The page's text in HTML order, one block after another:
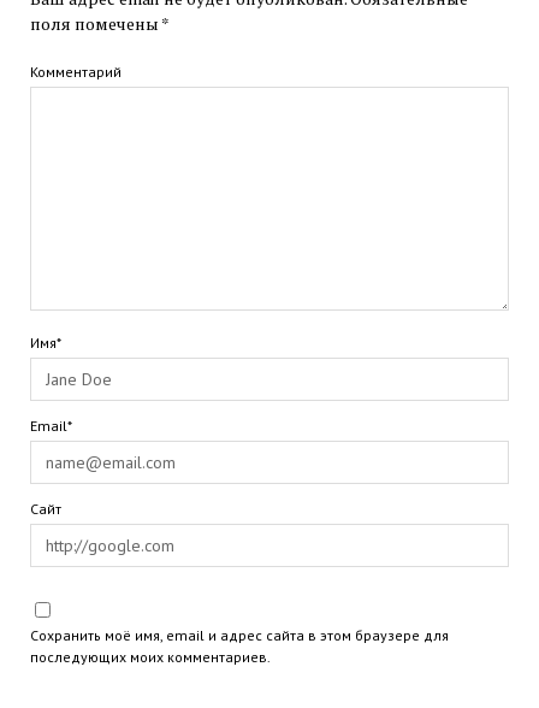
поля помечены *
Комментарий
Имя*
Email*
Сайт
Сохранить моё имя, email и адрес сайта в этом браузере для
последующих моих комментариев.